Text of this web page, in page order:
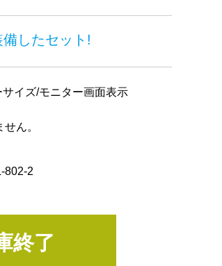
したセット!
イズ/モニター画面表示
ん。
802-2
終了